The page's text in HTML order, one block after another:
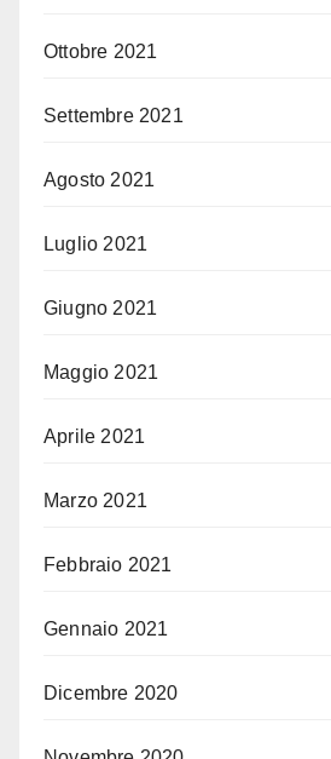
Ottobre 2021
Settembre 2021
Agosto 2021
Luglio 2021
Giugno 2021
Maggio 2021
Aprile 2021
Marzo 2021
Febbraio 2021
Gennaio 2021
Dicembre 2020